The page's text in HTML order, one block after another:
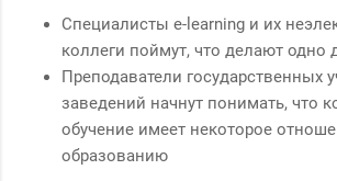
Специалисты e-learning и их
коллеги поймут, что делают одно
Преподаватели государственных
заведений начнут понимать, что
обучение имеет некоторое
образованию